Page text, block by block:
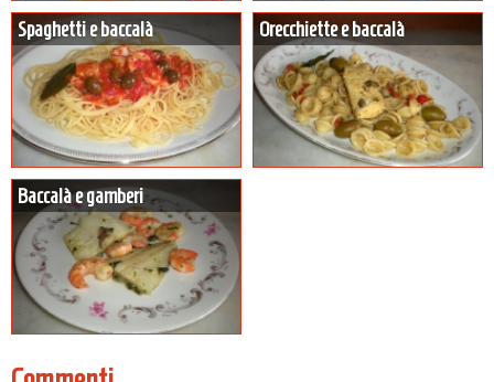
Spaghetti e baccalà Orecchiette e baccalà
Baccalà e gamberi